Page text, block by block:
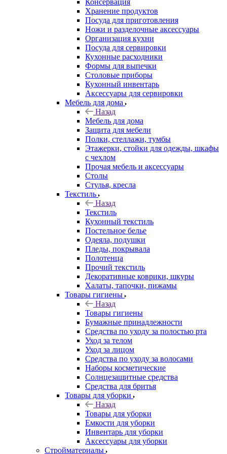
Консервация
Хранение продуктов
Посуда для приготовления
Ножи и разделочные аксессуары
Организация кухни
Посуда для сервировки
Кухонные расходники
Формы для выпечки
Столовые приборы
Кухонный инвентарь
Аксессуары для сервировки
Мебель для дома
Назад
Мебель для дома
Защита для мебели
Полки, стеллажи, тумбы
Этажерки, стойки для одежды, шкафы
с чехлом
Прочая мебель и аксессуары
Столы
Стулья, кресла
Текстиль
Назад
Текстиль
Кухонный текстиль
Постельное белье
Одеяла, подушки
Пледы, покрывала
Полотенца
Прочий текстиль
Декоративные коврики, шкуры
Халаты, тапочки, пижамы
Товары гигиены
Назад
Товары гигиены
Бумажные принадлежности
Средства по уходу за полостью рта
Уход за телом
Уход за лицом
Средства по уходу за волосами
Наборы косметические
Солнцезащитные средства
Средства для бритья
Товары для уборки
Назад
Товары для уборки
Емкости для уборки
Инвентарь для уборки
Аксессуары для уборки
Стройматериалы